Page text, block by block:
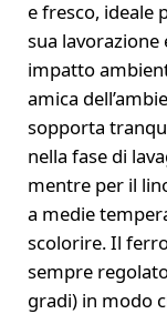
e fresco, ideale
sua
impatto
amica
sopporta
nella fase di
mentre per il
a medie
scolorire. Il
sempre
gradi) in modo